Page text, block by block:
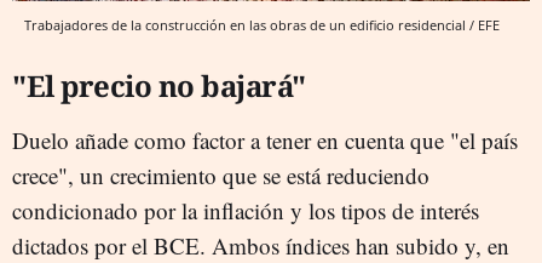
Trabajadores de la construcción en las obras de un edificio residencial / EFE
"El precio no bajará"
Duelo añade como factor a tener en cuenta que "el país
crece", un crecimiento que se está reduciendo
condicionado por la inflación y los tipos de interés
dictados por el BCE. Ambos índices han subido y, en